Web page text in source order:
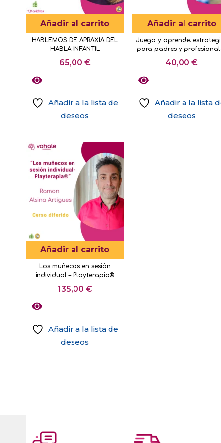
Añadir al carrito
HABLEMOS DE APRAXIA DEL
HABLA INFANTIL
65,00 €
Añadir a la lista de
deseos
Añadir al carrito
Juega y aprende:
para padres y
40,00€
Añadir a la lista
deseos
Añadir al carrito
Los muñecos en sesión
individual – Playterapia®
135,00 €
Añadir a la lista de
deseos